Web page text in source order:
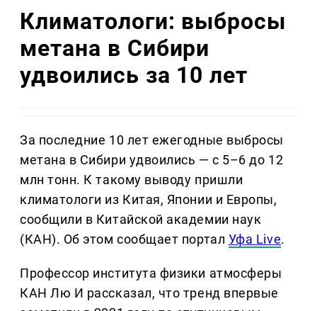
Климатологи: выбросы
метана в Сибири
удвоились за 10 лет
За последние 10 лет ежегодные выбросы
метана в Сибири удвоились — с 5–6 до 12
млн тонн. К такому выводу пришли
климатологи из Китая, Японии и Европы,
сообщили в Китайской академии наук
(КАН). Об этом сообщает портал Уфа Live.
Профессор института физики атмосферы
КАН Лю И рассказал, что тренд впервые